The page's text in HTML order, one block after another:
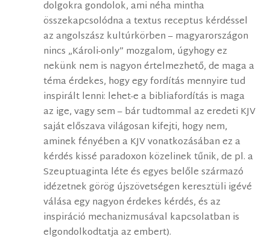
dolgokra gondolok, ami néha mintha
összekapcsolódna a textus receptus kérdéssel
az angolszász kultúrkörben – magyarországon
nincs „Károli-only” mozgalom, úgyhogy ez
nekünk nem is nagyon értelmezhető, de maga a
téma érdekes, hogy egy fordítás mennyire tud
inspirált lenni: lehet-e a bibliafordítás is maga
az ige, vagy sem – bár tudtommal az eredeti KJV
saját előszava világosan kifejti, hogy nem,
aminek fényében a KJV vonatkozásában ez a
kérdés kissé paradoxon közelinek tűnik, de pl. a
Szeuptuaginta léte és egyes belőle származó
idézetnek görög újszövetségen keresztüli igévé
válása egy nagyon érdekes kérdés, és az
inspiráció mechanizmusával kapcsolatban is
elgondolkodtatja az embert).